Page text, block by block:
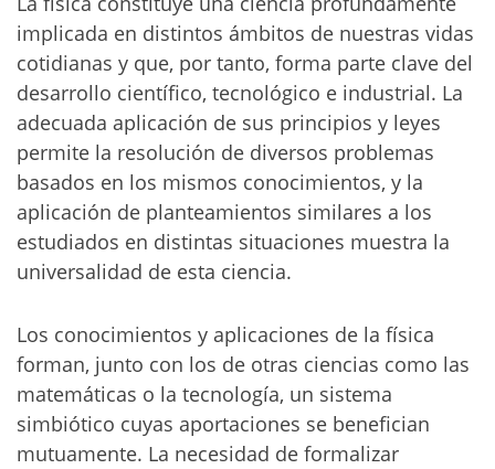
implicada en distintos ámbitos de nuestras vidas
cotidianas y que, por tanto, forma parte clave del
desarrollo científico, tecnológico e industrial. La
adecuada aplicación de sus principios y leyes
permite la resolución de diversos problemas
basados en los mismos conocimientos, y la
aplicación de planteamientos similares a los
estudiados en distintas situaciones muestra la
universalidad de esta ciencia.
Los conocimientos y aplicaciones de la física
forman, junto con los de otras ciencias como las
matemáticas o la tecnología, un sistema
simbiótico cuyas aportaciones se benefician
mutuamente. La necesidad de formalizar